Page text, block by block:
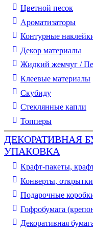
Цветной песок
Ароматизаторы
Контурные
Декор материалы
Жидкий жемчуг /
Клеевые материалы
Скубиду
Стеклянные капли
Топперы
ДЕКОРАТИВНАЯ
УПАКОВКА
Крафт-пакеты,
Конверты, открытки
Подарочные
Гофробумага
Декоративная